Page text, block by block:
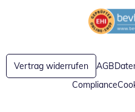
Öffnet in
Vertrag widerrufen AGB
Compliance